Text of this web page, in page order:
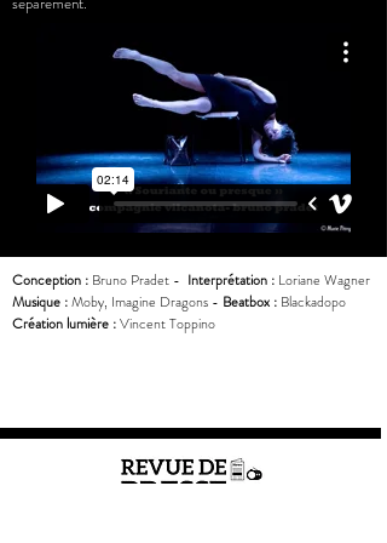
Conception : Bruno Pradet - Interprétation : Loriane Wagner
Musique :Moby, Imagine Dragons - Beatbox : Blackadopo
Création lumière :Vincent Toppino